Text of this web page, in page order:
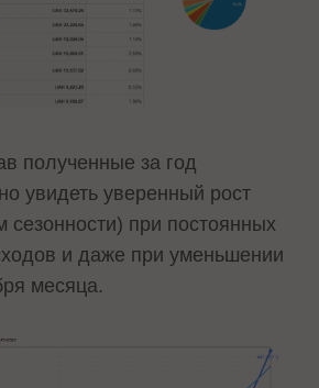
полученные за год
увидеть уверенный рост
сезонности) при постоянных
и даже при уменьшении
месяца.